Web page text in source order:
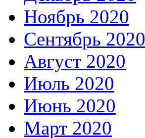
Ноябрь 2020
Сентябрь 2020
Август 2020
Июль 2020
Июнь 2020
Март 2020